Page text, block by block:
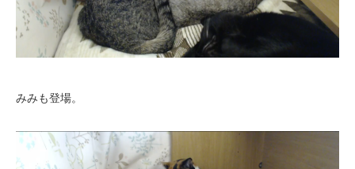
みみも登場。